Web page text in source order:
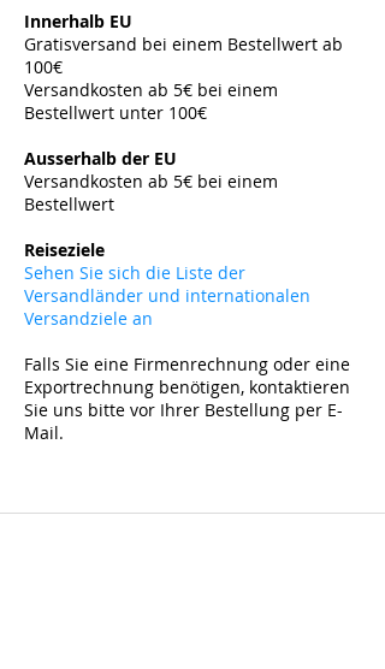
Innerhalb EU
Gratisversand bei einem Bestellwert ab
100€
Versandkosten ab 5€ bei einem
Bestellwert unter 100€
Ausserhalb der EU
Versandkosten ab 5€ bei einem
Bestellwert
Reiseziele
Sehen Sie sich die Liste der
Versandländer und internationalen
Versandziele an
Falls Sie eine Firmenrechnung oder eine
Exportrechnung benötigen, kontaktieren
Sie uns bitte vor Ihrer Bestellung per E-
Mail.